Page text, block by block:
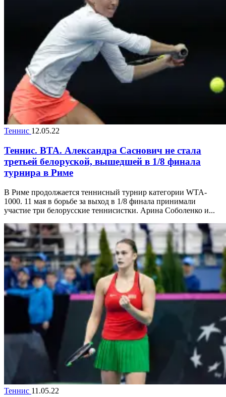
Теннис 12.05.22
Теннис. ВТА. Александра Саснович не стала
третьей белоруской, вышедшей в 1/8 финала
турнира в Риме
В Риме продолжается теннисный турнир категории WTA-
1000. 11 мая в борьбе за выход в 1/8 финала принимали
участие три белорусские теннисистки. Арина Соболенко и...
Теннис 11.05.22